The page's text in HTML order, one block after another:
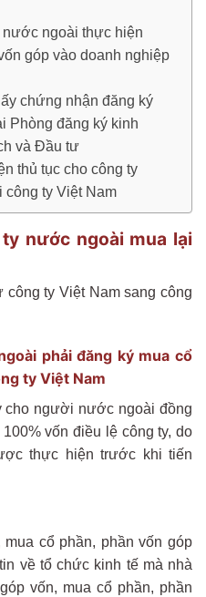
ngoài thực hiện
góp vào doanh nghiệp
chứng nhận đăng ký
Phòng đăng ký kinh
và Đầu tư
thủ tục cho công ty
ty Việt Nam
nước ngoài mua lại
ty Việt Nam sang công
phải đăng ký mua cổ
ty Việt Nam
cho người nước ngoài đồng
vốn điều lệ công ty, do
thực hiện trước khi tiến
cổ phần, phần vốn góp
về tổ chức kinh tế mà nhà
vốn, mua cổ phần, phần